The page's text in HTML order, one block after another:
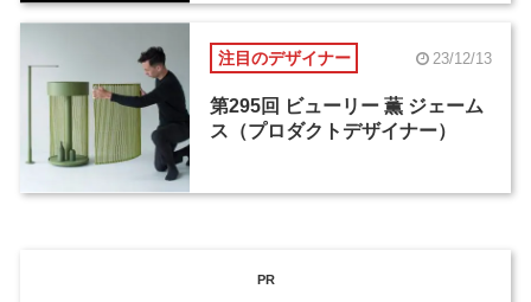
注目のデザイナー 23/12/13
第295回 ビューリー 薫 ジェーム
ス（プロダクトデザイナー）
PR